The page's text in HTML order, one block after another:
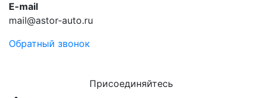
E-mail
mail@astor-auto.ru
Обратный звонок
Присоединяйтесь